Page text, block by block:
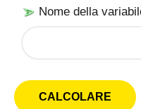
Nome della